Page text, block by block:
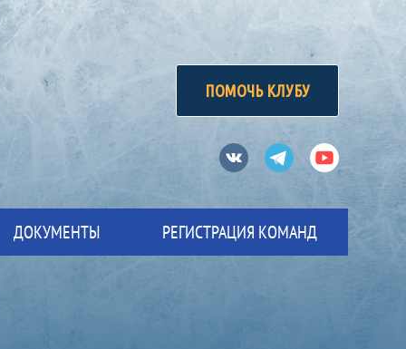
ПОМОЧЬ КЛУБУ
ВконтактеТелеграмЮтуб
ДОКУМЕНТЫ РЕГИСТРАЦИЯ КОМАНД